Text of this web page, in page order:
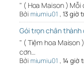
" ( Hoa Maison )
Bởi miumiu01 , 13 giờ
Gói trọn chân thành
" ( Tiệm hoa Maison
cơn…
Bởi miumiu01 , 14 giờ